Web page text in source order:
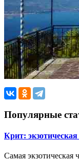
Популярные
Крит:
Самая экзотическая